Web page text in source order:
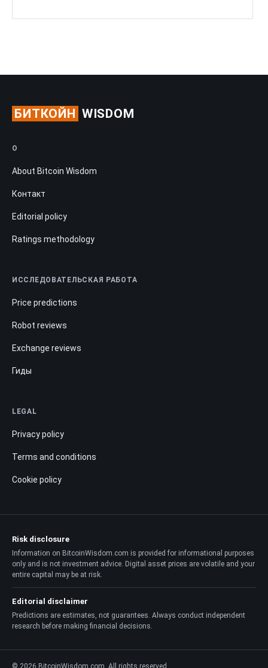
БИТКОЙН WISDOM
О
About Bitcoin Wisdom
Контакт
Editorial policy
Ratings methodology
ИССЛЕДОВАТЕЛЬСКАЯ РАБОТА
Price predictions
Robot reviews
Exchange reviews
Гиды
LEGAL
Privacy policy
Terms and conditions
Cookie policy
Risk disclosure
Information on BitcoinWisdom.com is provided for informational purposes
only and is not investment advice. Digital asset prices are volatile and your
entire capital may be at risk.
Editorial disclaimer
Predictions are estimates, not guarantees. Always conduct independent
research before making financial decisions.
© 2026 BitcoinWisdom.com. All rights reserved.